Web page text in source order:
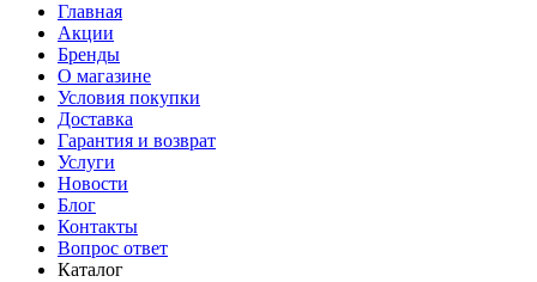
Главная
Акции
Бренды
О магазине
Условия покупки
Доставка
Гарантия и возврат
Услуги
Новости
Блог
Контакты
Вопрос ответ
Каталог